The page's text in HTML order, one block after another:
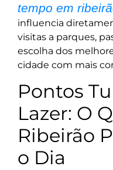
tempo em
influencia
visitas a parques,
escolha dos
cidade com mais
Pontos
Lazer: O
Ribeirão
o Dia